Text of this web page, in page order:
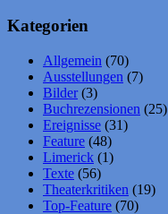
Kategorien
Allgemein (70)
Ausstellungen (7)
Bilder(3)
Buchrezensionen (25)
Ereignisse (31)
Feature (48)
Limerick (1)
Texte (56)
Theaterkritiken (19)
Top-Feature (70)